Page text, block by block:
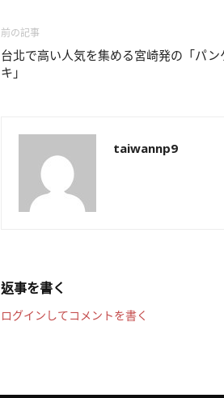
前の記事
台北で高い人気を集める宮崎発の「パン
キ」
taiwannp9
返事を書く
ログインしてコメントを書く